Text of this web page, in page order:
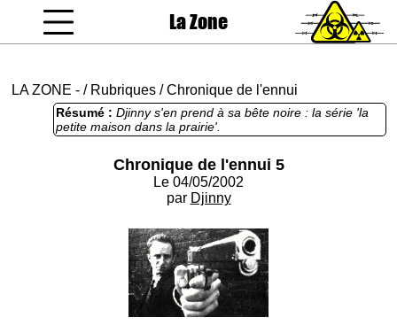
La Zone
LA ZONE - / Rubriques /Chronique de l'ennui
Résumé : Djinny s'en prend à sa bête noire : la série 'la
petite maison dans la prairie'.
Chronique de l'ennui 5
Le 04/05/2002
par Djinny